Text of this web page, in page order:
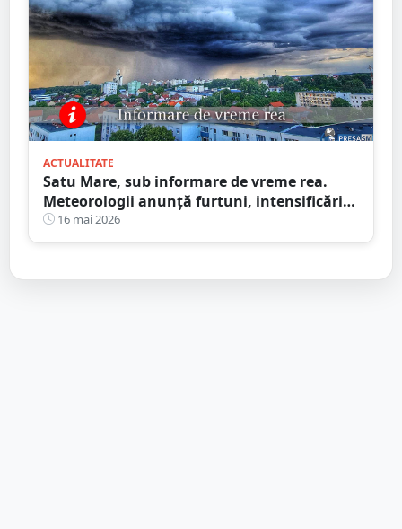
ACTUALITATE
Satu Mare, sub informare de vreme rea.
Meteorologii anunță furtuni, intensificări
de vânt și ploi în averse
16 mai 2026